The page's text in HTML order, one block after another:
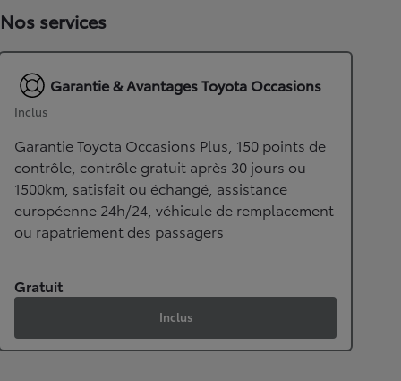
Nos services
Garantie & Avantages Toyota Occasions
Inclus
Garantie Toyota Occasions Plus, 150 points de
contrôle, contrôle gratuit après 30 jours ou
1500km, satisfait ou échangé, assistance
européenne 24h/24, véhicule de remplacement
ou rapatriement des passagers
Gratuit
Inclus